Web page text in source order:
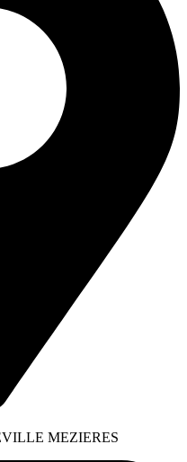
MEZIERES